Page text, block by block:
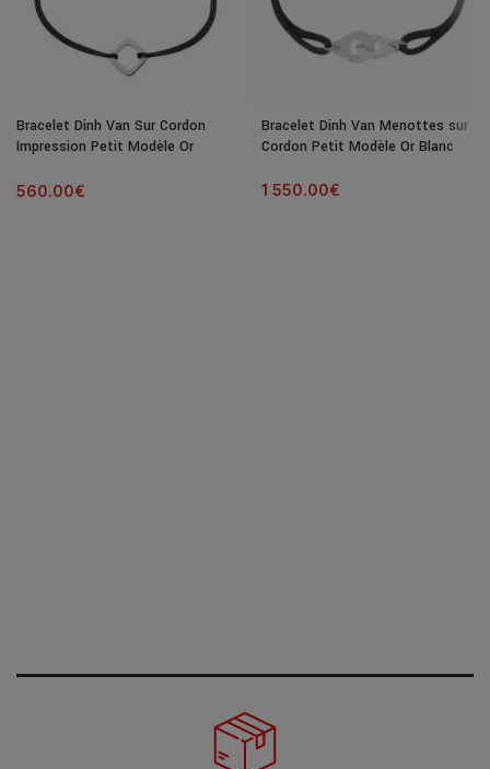
Bracelet Dinh Van Sur Cordon
Impression Petit Modèle Or
560.00€
Bracelet Dinh Van Menottes sur
Cordon Petit Modèle Or Blanc
1 550.00€